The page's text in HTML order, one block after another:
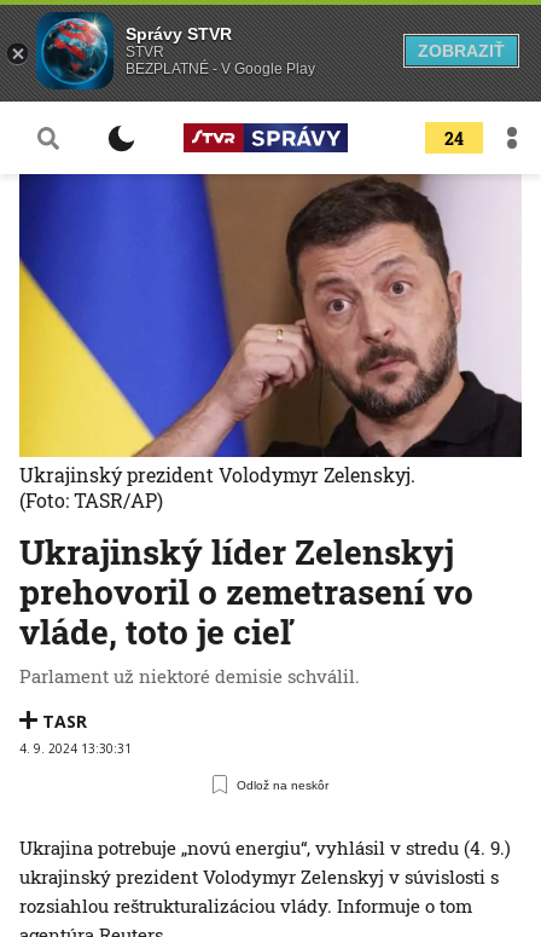
24
Ukrajinský líder Zelenskyj
prehovoril o zemetrasení vo
vláde, toto je cieľ
Parlament už niektoré demisie schválil.
TASR
4. 9. 2024 13:30:31
Odlož na neskôr
Ukrajinský prezident Volodymyr Zelenskyj.
(Foto: TASR/AP)
Ukrajina potrebuje „novú energiu“, vyhlásil v stredu (4. 9.)
ukrajinský prezident Volodymyr Zelenskyj v súvislosti s
rozsiahlou reštrukturalizáciou vlády. Informuje o tom
Správy STVR
STVR
BEZPLATNÉ - V Google Play
ZOBRAZIŤ